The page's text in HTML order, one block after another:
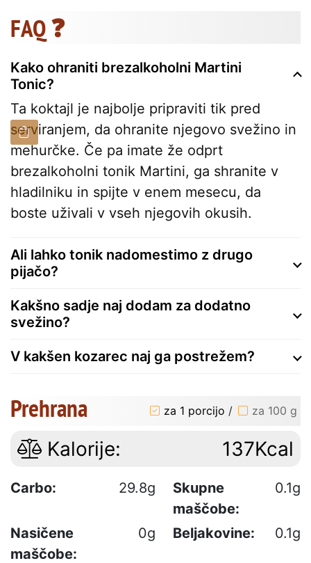
FAQ ❓
Kako ohraniti brezalkoholni Martini
Tonic?
Ta koktajl je najbolje pripraviti tik pred
serviranjem, da ohranite njegovo svežino in
mehurčke. Če pa imate že odprt
brezalkoholni tonik Martini, ga shranite v
hladilniku in spijte v enem mesecu, da
boste uživali v vseh njegovih okusih.
Ali lahko tonik nadomestimo z drugo
pijačo?
Kakšno sadje naj dodam za dodatno
svežino?
V kakšen kozarec naj ga postrežem?
Prehrana za 1 porcijo / za 100 g
Kalorije: 137Kcal
Carbo: 29.8g
Skupne
maščobe:
0.1g
Nasičene
maščobe:
0g Beljakovine: 0.1g